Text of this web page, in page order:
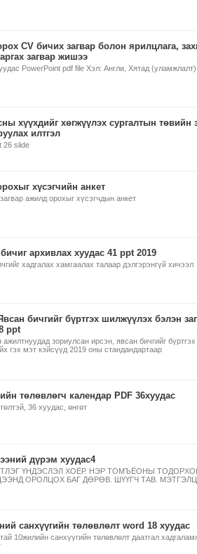
CV бичих загвар болон ярилцлага,
загвар жишээ
PowerPoint pdf file Хэл: Англи, Хятад
хүүхдийг хөгжүүлэх сургалтын төвийн
илтгэл
26 slide
хүсэгчийн анкет
ажилд орохыг хүсэгчдын анкет
архивлах хуудас 41 ppt 2019
хадгалах хамгаалах талаар дэлгэрэнгүй хичээл
бичгийг бүртгэх шилжүүлэх бэлэн
ppt
зориулсан ирсэн, явсан бичгийг
гэх мэт кэйсүүд 2019 оны стандандартаар
төлөвлөгч календар PDF 36хуудас
36 хуудас, өнгөт
дүрэм хуудас4
ҮНДЭСЛЭЛ ХОЁР. НЭР ТОМЪЁОНЫ
ОРОЛЦОХ БАГ ДӨРӨВ. ШҮҮГЧ ТАВ.
санхүүгийн төлөвлөлт word 18 хуудас
10жилийн санхүүгийн төлөвлөлт даатгал